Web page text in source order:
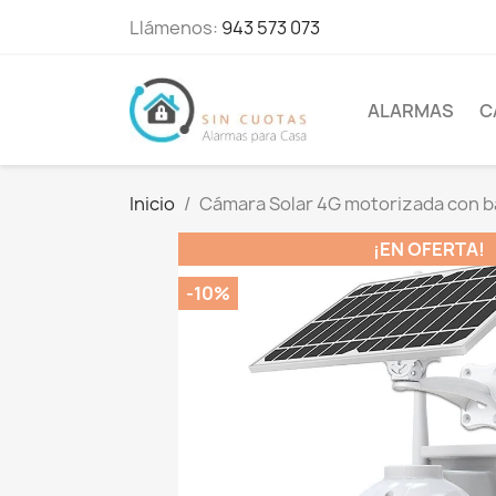
Llámenos: 943 573 073
ALARMAS
Inicio
Cámara Solar 4G motorizada
¡EN OFERTA!
-10%